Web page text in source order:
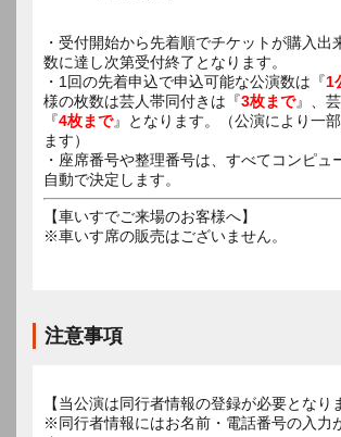
・受付開始から先着順でチケットが購入出
数に達し次第受付終了となります。
・1回の先着申込で申込可能な公演数は『1
様の枚数は芸人帯同付きは『3枚まで』、
『4枚まで』となります。（公演により一
ます）
・座席番号や整理番号は、すべてコンピュ
自動で決定します。
【車いすでご来場のお客様へ】
※車いす席の販売はございません。
注意事項
【当公演は同行者情報の登録が必要となり
※同行者情報にはお名前・電話番号の入力